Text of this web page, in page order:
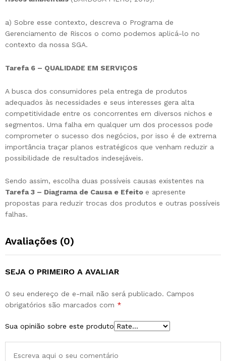
a) Sobre esse contexto, descreva o Programa de
Gerenciamento de Riscos o como podemos aplicá-lo no
contexto da nossa SGA.
Tarefa 6 – QUALIDADE EM SERVIÇOS
A busca dos consumidores pela entrega de produtos
adequados às necessidades e seus interesses gera alta
competitividade entre os concorrentes em diversos nichos e
segmentos. Uma falha em qualquer um dos processos pode
comprometer o sucesso dos negócios, por isso é de extrema
importância traçar planos estratégicos que venham reduzir a
possibilidade de resultados indesejáveis.
Sendo assim, escolha duas possíveis causas existentes na
Tarefa 3 – Diagrama de Causa e Efeito e apresente
propostas para reduzir trocas dos produtos e outras possíveis
falhas.
Avaliações (0)
SEJA O PRIMEIRO A AVALIAR
O seu endereço de e-mail não será publicado. Campos
obrigatórios são marcados com *
Sua opinião sobre este produto